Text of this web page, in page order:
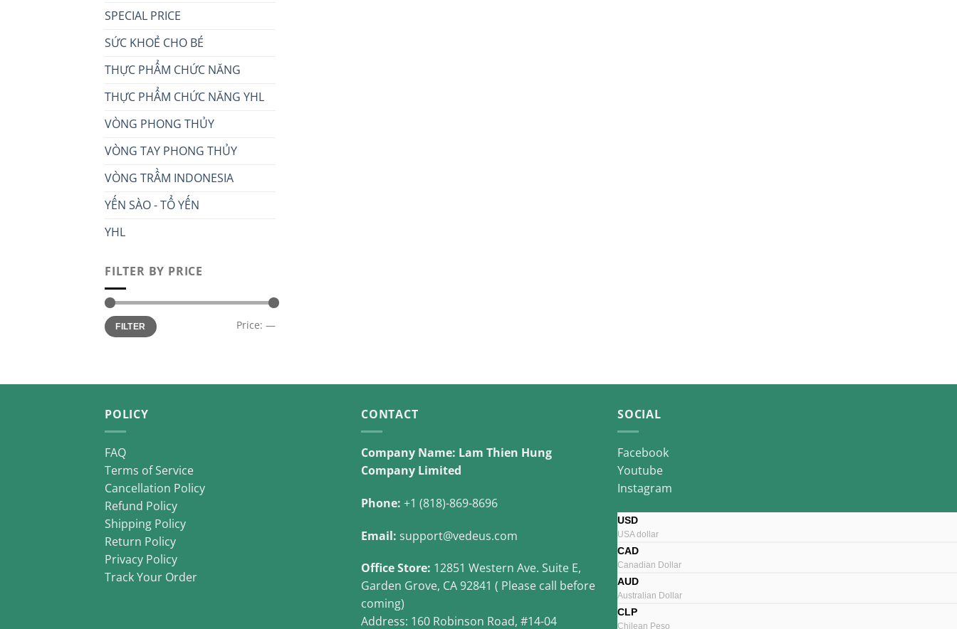
SPECIAL PRICE
SỨC KHOẺ CHO BÉ
THỰC PHẨM CHỨC NĂNG
THỰC PHẨM CHỨC NĂNG YHL
VÒNG PHONG THỦY
VÒNG TAY PHONG THỦY
VÒNG TRẦM INDONESIA
YẾN SÀO - TỔ YẾN
YHL
FILTER BY PRICE
Min
price
Max
priceFILTER Price: —
POLICY
FAQ
Terms of Service
Cancellation Policy
Refund Policy
Shipping Policy
Return Policy
Privacy Policy
Track Your Order
CONTACT
Company Name: Lam Thien Hung
Company Limited
Phone: +1 (818)-869-8696
Email: support@vedeus.com
Office Store: 12851 Western Ave. Suite E,
Garden Grove, CA 92841 ( Please call before
coming)
Address: 160 Robinson Road, #14-04
SOCIAL
Facebook
Youtube
Instagram
USD
USA dollar
CAD
Canadian Dollar
AUD
Australian Dollar
CLP
Chilean Peso